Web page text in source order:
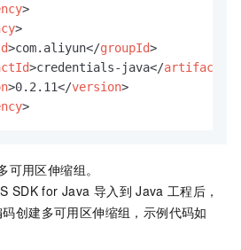
>
>
>com.aliyun</groupId>
>credentials-java</artifactId
>0.2.11</version>
>
可用区伸缩组。
SDK for Java 导入到 Java 工程后，
创建多可用区伸缩组，示例代码如